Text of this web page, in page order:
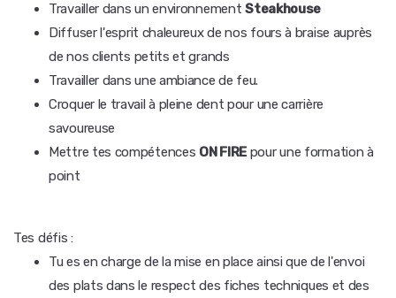
Travailler dans un environnementSteakhouse
Diffuser l'esprit chaleureux de nos fours à braise auprès
de nos clients petits et grands
Travailler dans une ambiance de feu.
Croquer le travail à pleine dent pour une carrière
savoureuse
Mettre tes compétences ON FIREpour une formation à
point
Tes défis :
Tu es en charge de la mise en place ainsi que de l'envoi
des plats dans le respect des fiches techniques et des